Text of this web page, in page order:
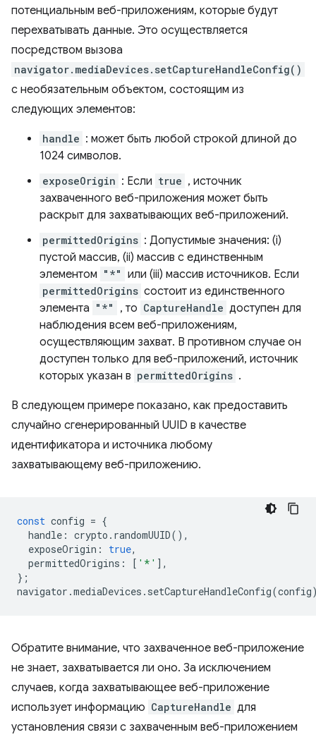
потенциальным веб-приложениям, которые будут
перехватывать данные. Это осуществляется
посредством вызова
navigator.mediaDevices.setCaptureHandleConfig()
с необязательным объектом, состоящим из
следующих элементов:
handle : может быть любой строкой длиной до
1024 символов.
exposeOrigin : Если true , источник
захваченного веб-приложения может быть
раскрыт для захватывающих веб-приложений.
permittedOrigins : Допустимые значения: (i)
пустой массив, (ii) массив с единственным
элементом "*" или (iii) массив источников. Если
permittedOrigins состоит из единственного
элемента "*" , то CaptureHandle доступен для
наблюдения всем веб-приложениям,
осуществляющим захват. В противном случае он
доступен только для веб-приложений, источник
которых указан в permittedOrigins .
В следующем примере показано, как предоставить
случайно сгенерированный UUID в качестве
идентификатора и источника любому
захватывающему веб-приложению.
const config = {
handle : crypto . randomUUID(),
exposeOrigin : true,
permittedOrigins : [ '*' ],
};
navigator .mediaDevices . setCaptureHandleConfig(config
Обратите внимание, что захваченное веб-приложение
не знает, захватывается ли оно. За исключением
случаев, когда захватывающее веб-приложение
использует информацию CaptureHandle для
установления связи с захваченным веб-приложением